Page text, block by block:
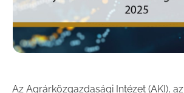
Az Agrárközgazdasági Intézet (AKI), az